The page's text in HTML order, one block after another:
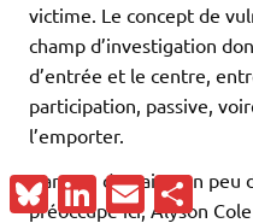
victime. Le concept de
champ d’investigation
d’entrée et le centre,
participation, passive,
l’emporter.
Dans un domaine un
préoccupe ici, Alyson
BlueskyLinkedIn
Email